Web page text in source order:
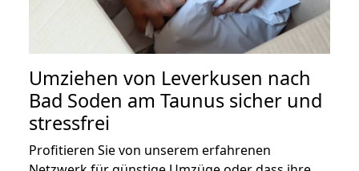
Umziehen von Leverkusen nach
Bad Soden am Taunus sicher und
stressfrei
Profitieren Sie von unserem erfahrenen